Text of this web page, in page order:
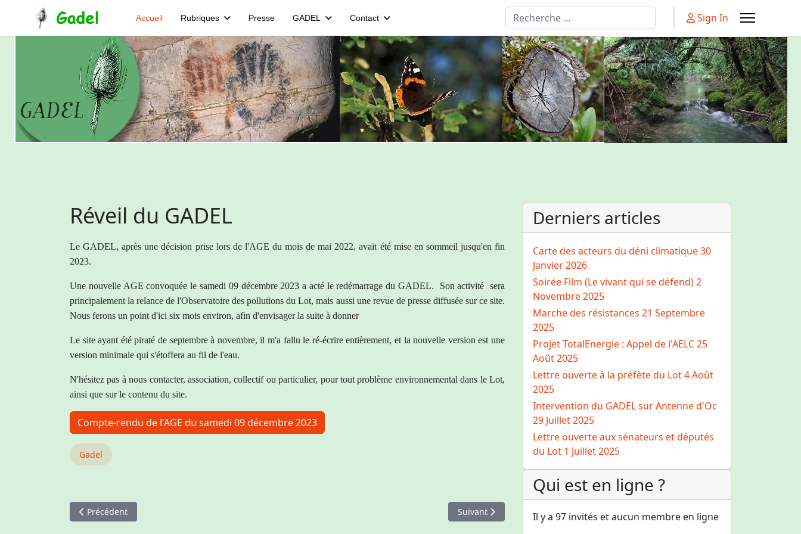
Accueil Rubriques Presse GADEL Contact Rechercher Sign In
Réveil du GADEL
Le GADEL, après une décision prise lors de l'AGE du mois de mai 2022, avait été mise en sommeil jusqu'en fin
2023.
Une nouvelle AGE convoquée le samedi 09 décembre 2023 a acté le redémarrage du GADEL. Son activité sera
principalement la relance de l'Observatoire des pollutions du Lot, mais aussi une revue de presse diffusée sur ce site.
Nous ferons un point d'ici six mois environ, afin d'envisager la suite à donner
Le site ayant été piraté de septembre à novembre, il m'a fallu le ré-écrire entièrement, et la nouvelle version est une
version minimale qui s'étoffera au fil de l'eau.
N'hésitez pas à nous contacter, association, collectif ou particulier, pour tout problème environnemental dans le Lot,
ainsi que sur le contenu du site.
Compte-rendu de l'AGE du samedi 09 décembre 2023
Gadel
Article précédent : Les Statuts
Précédent Article suivant : Qu'est-ce que le GADEL
Suivant
Derniers articles
Carte des acteurs du déni climatique30
Janvier 2026
Soirée Film (Le vivant qui se défend)2
Novembre 2025
Marche des résistances 21 Septembre
2025
Projet TotalEnergie : Appel de l'AELC25
Août 2025
Lettre ouverte à la préfète du Lot4 Août
2025
Intervention du GADEL sur Antenne d'Oc
29 Juillet 2025
Lettre ouverte aux sénateurs et députés
du Lot 1 Juillet 2025
Qui est en ligne ?
Il y a 97 invités et aucun membre en ligne